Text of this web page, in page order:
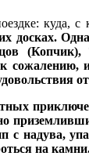
куда,
досках.
(Копчик),
сожалению,
с надува,
на